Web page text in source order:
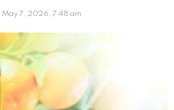
May 7, 2026, 7:48 am